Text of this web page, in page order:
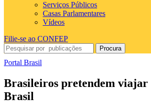
Serviços Públicos
Casas Parlamentares
Vídeos
Filie-se ao CONFEP
Procura
Portal Brasil
Brasileiros pretendem viajar
Brasil